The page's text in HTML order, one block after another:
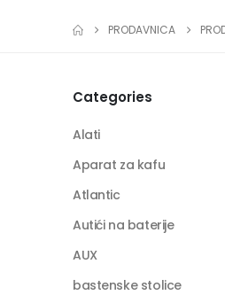
PRODAVNICA
Categories
Alati
Aparat za kafu
Atlantic
Autići na baterije
AUX
bastenske stolice